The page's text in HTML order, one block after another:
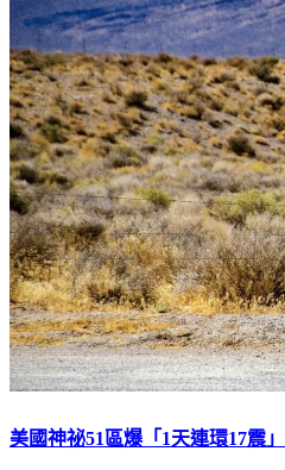
美國神祕51區爆「1天連環17震